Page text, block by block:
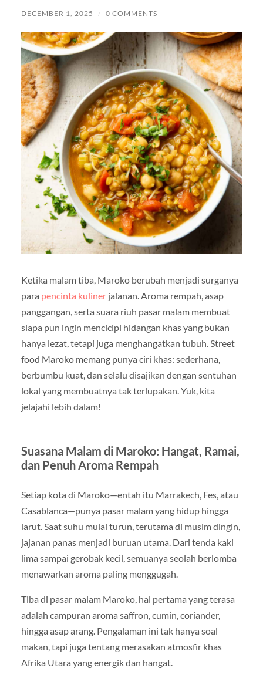
DECEMBER 1, 2025 / 0 COMMENTS
Ketika malam tiba, Maroko berubah menjadi surganya
para pencinta kulinerjalanan. Aroma rempah, asap
panggangan, serta suara riuh pasar malam membuat
siapa pun ingin mencicipi hidangan khas yang bukan
hanya lezat, tetapi juga menghangatkan tubuh. Street
food Maroko memang punya ciri khas: sederhana,
berbumbu kuat, dan selalu disajikan dengan sentuhan
lokal yang membuatnya tak terlupakan. Yuk, kita
jelajahi lebih dalam!
Suasana Malam di Maroko: Hangat, Ramai,
dan Penuh Aroma Rempah
Setiap kota di Maroko—entah itu Marrakech, Fes, atau
Casablanca—punya pasar malam yang hidup hingga
larut. Saat suhu mulai turun, terutama di musim dingin,
jajanan panas menjadi buruan utama. Dari tenda kaki
lima sampai gerobak kecil, semuanya seolah berlomba
menawarkan aroma paling menggugah.
Tiba di pasar malam Maroko, hal pertama yang terasa
adalah campuran aroma saffron, cumin, coriander,
hingga asap arang. Pengalaman ini tak hanya soal
makan, tapi juga tentang merasakan atmosfir khas
Afrika Utara yang energik dan hangat.